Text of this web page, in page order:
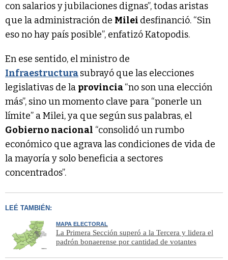
con salarios y jubilaciones dignas”, todas aristas
que la administración de Milei desfinanció. “Sin
eso no hay país posible”, enfatizó Katopodis.
En ese sentido, el ministro de
Infraestructurasubrayó que las elecciones
legislativas de la provincia“no son una elección
más”, sino un momento clave para “ponerle un
límite” a Milei, ya que según sus palabras, el
Gobierno nacional “consolidó un rumbo
económico que agrava las condiciones de vida de
la mayoría y solo beneficia a sectores
concentrados”.
LEÉ TAMBIÉN:
MAPA ELECTORAL
La Primera Sección superó a la Tercera y lidera el
padrón bonaerense por cantidad de votantes